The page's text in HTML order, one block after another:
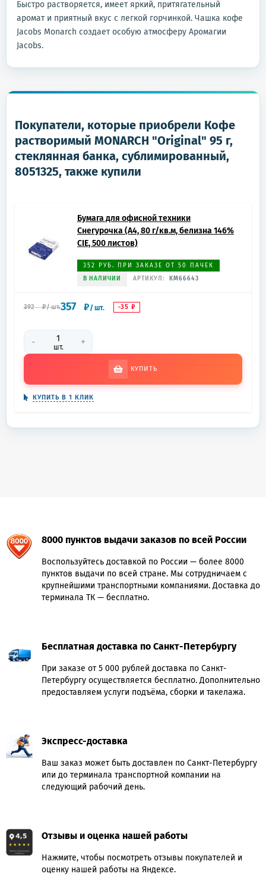
Быстро растворяется, имеет яркий, притягательный
аромат и приятный вкус с легкой горчинкой. Чашка кофе
Jacobs Monarch создает особую атмосферу Аромагии
Jacobs.
Покупатели, которые приобрели Кофе
растворимый MONARCH "Original" 95 г,
стеклянная банка, сублимированный,
8051325, также купили
Бумага для офисной техники
Снегурочка (А4, 80 г/кв.м, белизна 146%
CIE, 500 листов)
352 РУБ. ПРИ ЗАКАЗЕ ОТ 50 ПАЧЕК
В НАЛИЧИИ
АРТИКУЛ: KM66643
392 ₽/шт.357 ₽/шт. -35 ₽
- шт. +
КУПИТЬ
КУПИТЬ В 1 КЛИК
8000 пунктов выдачи заказов по всей России
Воспользуйтесь доставкой по России — более 8000
пунктов выдачи по всей стране. Мы сотрудничаем с
крупнейшими транспортными компаниями. Доставка до
терминала ТК — бесплатно.
Бесплатная доставка по Санкт-Петербургу
При заказе от 5 000 рублей доставка по Санкт-
Петербургу осуществляется бесплатно. Дополнительно
предоставляем услуги подъёма, сборки и такелажа.
Экспресс-доставка
Ваш заказ может быть доставлен по Санкт-Петербургу
или до терминала транспортной компании на
следующий рабочий день.
Отзывы и оценка нашей работы
Нажмите, чтобы посмотреть отзывы покупателей и
оценку нашей работы на Яндексе.